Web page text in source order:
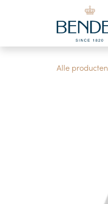
Overslaan naar inhoud
Alle producten